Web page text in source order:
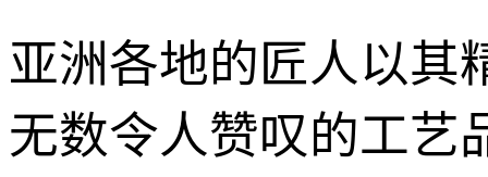
亚洲各地的匠人以其
无数令人赞叹的工艺